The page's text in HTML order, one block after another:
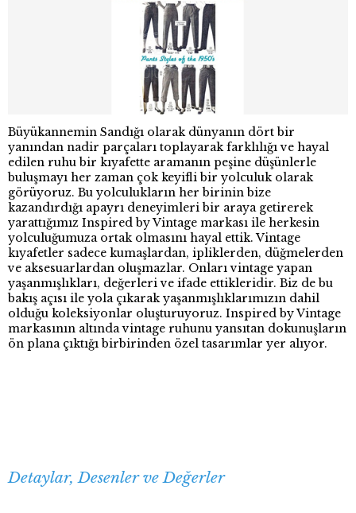
Büyükannemin Sandığı olarak dünyanın dört bir
yanından nadir parçaları toplayarak farklılığı ve hayal
edilen ruhu bir kıyafette aramanın peşine düşünlerle
buluşmayı her zaman çok keyifli bir yolculuk olarak
görüyoruz. Bu yolculukların her birinin bize
kazandırdığı apayrı deneyimleri bir araya getirerek
yarattığımız Inspired by Vintage markası ile herkesin
yolculuğumuza ortak olmasını hayal ettik. Vintage
kıyafetler sadece kumaşlardan, ipliklerden, düğmelerden
ve aksesuarlardan oluşmazlar. Onları vintage yapan
yaşanmışlıkları, değerleri ve ifade ettikleridir. Biz de bu
bakış açısı ile yola çıkarak yaşanmışlıklarımızın dahil
olduğu koleksiyonlar oluşturuyoruz. Inspired by Vintage
markasının altında vintage ruhunu yansıtan dokunuşların
ön plana çıktığı birbirinden özel tasarımlar yer alıyor.
Detaylar, Desenler ve Değerler